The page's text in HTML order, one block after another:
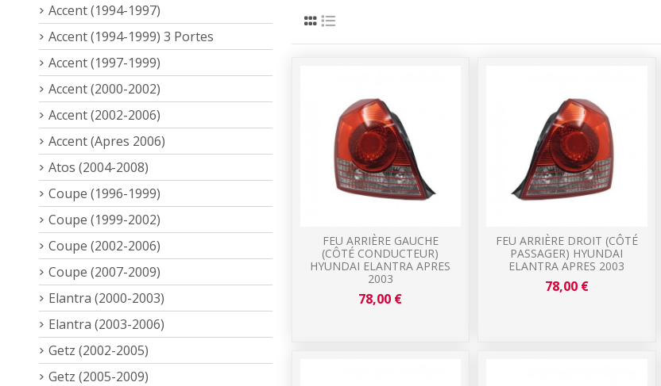
FEU ARRIÈRE GAUCHE
(CÔTÉ CONDUCTEUR)
HYUNDAI ELANTRA APRES
2003
78,00 €
FEU ARRIÈRE DROIT (CÔTÉ
PASSAGER) HYUNDAI
ELANTRA APRES 2003
78,00 €
Accent (1994-1997)
Accent (1994-1999) 3 Portes
Accent (1997-1999)
Accent (2000-2002)
Accent (2002-2006)
Accent (Apres 2006)
Atos (2004-2008)
Coupe (1996-1999)
Coupe (1999-2002)
Coupe (2002-2006)
Coupe (2007-2009)
Elantra (2000-2003)
Elantra (2003-2006)
Getz (2002-2005)
Getz (2005-2009)